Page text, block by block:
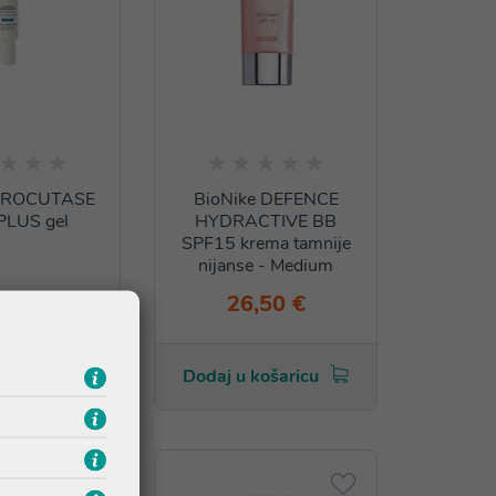
gel
BioNike DEFENCE
HYDRACTIVE BB
SPF15 krema tamnije
nijanse - Medium
26,50 €
Dodaj u košaricu